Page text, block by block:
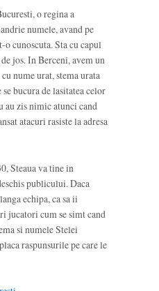
o regina a
numele, avand pe
cunoscuta. Sta cu capul
jos. In Berceni, avem un
nume urat, stema urata
bucura de lasitatea celor
au zis nimic atunci cand
atacuri rasiste la adresa
Steaua va tine in
publicului. Daca
echipa, ca sa ii
jucatori cum se simt cand
si numele Stelei
raspunsurile pe care le